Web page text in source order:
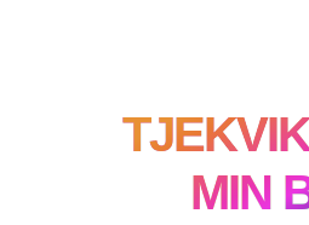
MIN